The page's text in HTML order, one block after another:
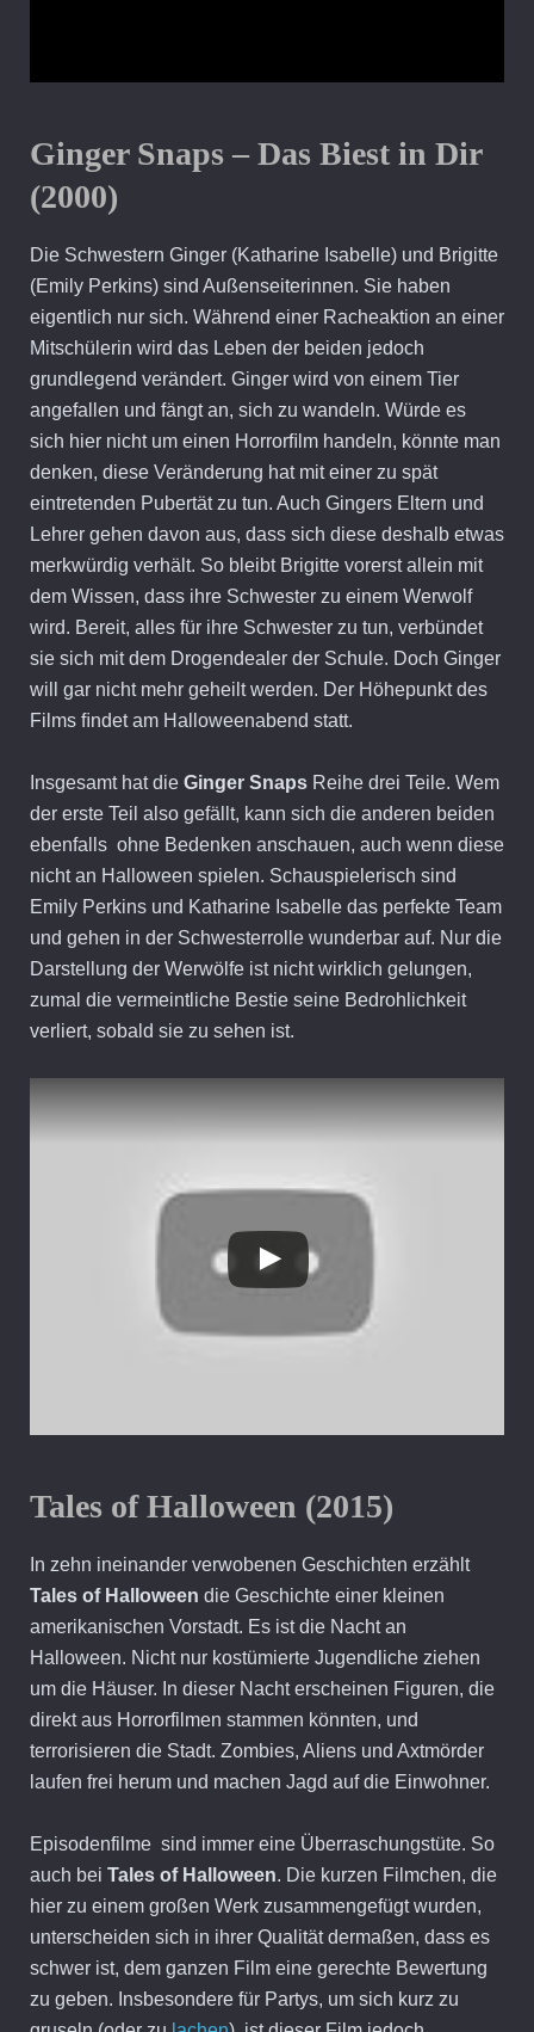
Ginger Snaps – Das Biest in Dir
(2000)
Die Schwestern Ginger (Katharine Isabelle) und Brigitte
(Emily Perkins) sind Außenseiterinnen. Sie haben
eigentlich nur sich. Während einer Racheaktion an einer
Mitschülerin wird das Leben der beiden jedoch
grundlegend verändert. Ginger wird von einem Tier
angefallen und fängt an, sich zu wandeln. Würde es
sich hier nicht um einen Horrorﬁlm handeln, könnte man
denken, diese Veränderung hat mit einer zu spät
eintretenden Pubertät zu tun. Auch Gingers Eltern und
Lehrer gehen davon aus, dass sich diese deshalb etwas
merkwürdig verhält. So bleibt Brigitte vorerst allein mit
dem Wissen, dass ihre Schwester zu einem Werwolf
wird. Bereit, alles für ihre Schwester zu tun, verbündet
sie sich mit dem Drogendealer der Schule. Doch Ginger
will gar nicht mehr geheilt werden. Der Höhepunkt des
Films ﬁndet am Halloweenabend statt.
Insgesamt hat die Ginger SnapsReihe drei Teile. Wem
der erste Teil also gefällt, kann sich die anderen beiden
ebenfalls ohne Bedenken anschauen, auch wenn diese
nicht an Halloween spielen. Schauspielerisch sind
Emily Perkins und Katharine Isabelle das perfekte Team
und gehen in der Schwesterrolle wunderbar auf. Nur die
Darstellung der Werwölfe ist nicht wirklich gelungen,
zumal die vermeintliche Bestie seine Bedrohlichkeit
verliert, sobald sie zu sehen ist.
Tales of Halloween (2015)
In zehn ineinander verwobenen Geschichten erzählt
Tales of Halloween die Geschichte einer kleinen
amerikanischen Vorstadt. Es ist die Nacht an
Halloween. Nicht nur kostümierte Jugendliche ziehen
um die Häuser. In dieser Nacht erscheinen Figuren, die
direkt aus Horrorfilmen stammen könnten, und
terrorisieren die Stadt. Zombies, Aliens und Axtmörder
laufen frei herum und machen Jagd auf die Einwohner.
Episodenfilme sind immer eine Überraschungstüte. So
auch bei Tales of Halloween. Die kurzen Filmchen, die
hier zu einem großen Werk zusammengefügt wurden,
unterscheiden sich in ihrer Qualität dermaßen, dass es
schwer ist, dem ganzen Film eine gerechte Bewertung
zu geben. Insbesondere für Partys, um sich kurz zu